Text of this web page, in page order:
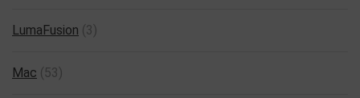
LumaFusion (3)
Mac (53)